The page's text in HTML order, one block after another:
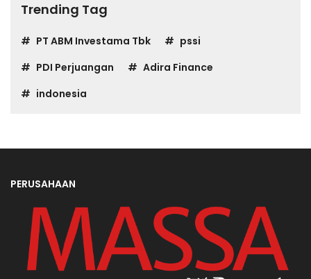
Trending Tag
PT ABM Investama Tbk
pssi
PDI Perjuangan
Adira Finance
indonesia
PERUSAHAAN